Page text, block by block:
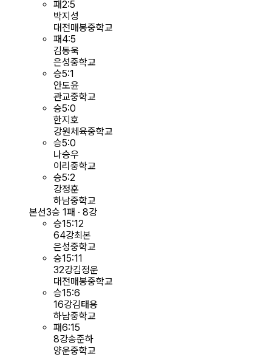
패2:5
박지성
대전매봉중학교
패4:5
김동욱
은성중학교
승5:1
안도윤
관교중학교
승5:0
한지호
강원체육중학교
승5:0
나승우
이리중학교
승5:2
강정훈
하남중학교
본선3승 1패 · 8강
승15:12
64강최본
은성중학교
승15:11
32강김정운
대전매봉중학교
승15:6
16강김태용
하남중학교
패6:15
8강송준하
양운중학교